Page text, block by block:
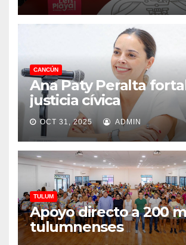
CANCÚN
Ana Paty Peralta
justicia cívica
OCT 31, 2025 ADMIN
TULUM
Apoyo directo a 200
tulumnenses